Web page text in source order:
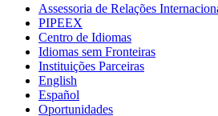
Assessoria de Relações
PIPEEX
Centro de Idiomas
Idiomas sem Fronteiras
Instituições Parceiras
English
Español
Oportunidades